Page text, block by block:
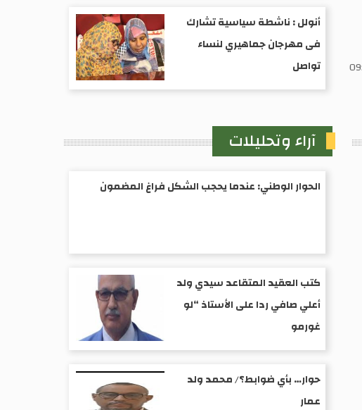
أنولل : ناشطة سياسية تشارك
فى مهرجان جماهيري لنساء
تواصل
آراء وتحليلات
الحوار الوطني: عندما يحجب الشكل فراغ المضمون
كتب العقيد المتقاعد سيدي ولد
أعلي صافي ردا على الأستاذ “لو
غورمو
حوار… بأي ضوابط؟/ محمد ولد
عمار